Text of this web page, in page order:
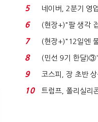
처분' 기준은 ...
5
네이버, 2분기 영
비 0.2% 감소...
6
(현장+)"팔 생각
요"…'덜 똘똘한
7
(현장+)"12일엔
빈 매대 채우며 문
8
(민선 9기 한달
격…추미애, 20년
9
코스피, 장 초반
시도
10
트럼프, 폴리실리